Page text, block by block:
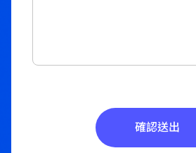
確認送出